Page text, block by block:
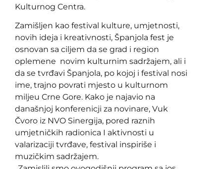
Kulturnog Centra.
Zamišljen kao festival kulture, umjetnosti,
novih ideja i kreativnosti, Španjola fest je
osnovan sa ciljem da se grad i region
oplemene novim kulturnim sadržajem, ali i
da se tvrđavi Španjola, po kojoj i festival nosi
ime, trajno povrati mjesto u kulturnom
miljeu Crne Gore. Kako je najavio na
današnjoj konferenicji za novinare, Vuk
Čvoro iz NVO Sinergija, pored raznih
umjetničkih radionica I aktivnosti u
valarizaciji tvrđave, festival inspiriše i
muzičkim sadržajem.